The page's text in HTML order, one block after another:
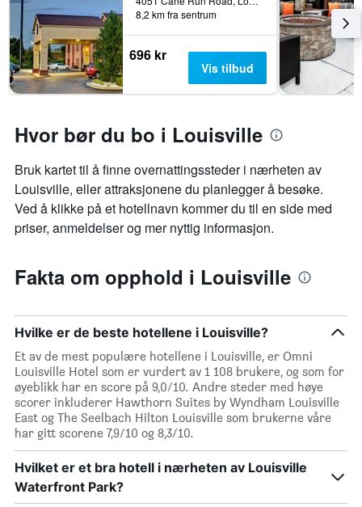
8,2 km fra sentrum
696 kr
Vis tilbud
Hvor bør du bo i Louisville
Bruk kartet til å finne overnattingssteder i nærheten av
Louisville, eller attraksjonene du planlegger å besøke.
Ved å klikke på et hotellnavn kommer du til en side med
priser, anmeldelser og mer nyttig informasjon.
Fakta om opphold i Louisville
Hvilke er de beste hotellene i Louisville?
Et av de mest populære hotellene i Louisville, er Omni
Louisville Hotel som er vurdert av 1 108 brukere, og som for
øyeblikk har en score på 9,0/10. Andre steder med høye
scorer inkluderer Hawthorn Suites by Wyndham Louisville
East og The Seelbach Hilton Louisville som brukerne våre
har gitt scorene 7,9/10 og 8,3/10.
Hvilket er et bra hotell i nærheten av Louisville
Waterfront Park?